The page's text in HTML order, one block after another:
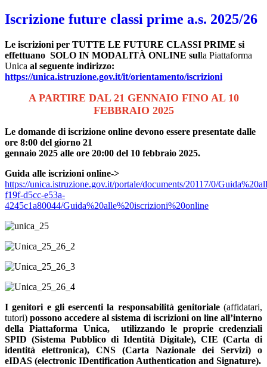
Iscrizione future classi prime a.s. 2025/26
Le iscrizioni per TUTTE LE FUTURE CLASSI PRIME si
effettuano SOLO IN MODALITÀ ONLINE sulla Piattaforma
Unica al seguente indirizzo:
https://unica.istruzione.gov.it/it/orientamento/iscrizioni
A PARTIRE DAL 21 GENNAIO FINO AL 10
FEBBRAIO 2025
Le domande di iscrizione online devono essere presentate dalle
ore 8:00 del giorno 21
gennaio 2025 alle ore 20:00 del 10 febbraio 2025.
Guida alle iscrizioni online->
https://unica.istruzione.gov.it/portale/documents/20117/0/
f19f-d5cc-e53a-
4245c1a80044/Guida%20alle%20iscrizioni%20online
I genitori e gli esercenti la responsabilità genitoriale(affidatari,
tutori) possono accedere al sistema di iscrizioni on line all’interno
della Piattaforma Unica,
utilizzando le proprie credenziali
SPID (Sistema Pubblico di Identità Digitale), CIE (Carta di
identità elettronica), CNS (Carta Nazionale dei Servizi) o
eIDAS (electronic IDentification Authentication and Signature).